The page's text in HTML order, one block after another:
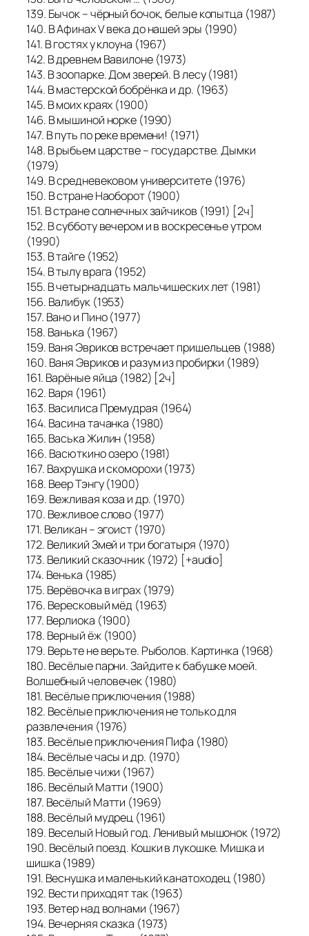
139. Бычок – чёрный бочок, белые копытца (1987)
140. В Афинах V века до нашей эры (1990)
141. В гостях у клоуна (1967)
142. В древнем Вавилоне (1973)
143. В зоопарке. Дом зверей. В лесу (1981)
144. В мастерской бобрёнка и др. (1963)
145. В моих краях (1900)
146. В мышиной норке (1990)
147. В путь по реке времени! (1971)
148. В рыбьем царстве – государстве. Дымки
(1979)
149. В средневековом университете (1976)
150. В стране Наоборот (1900)
151. В стране солнечных зайчиков (1991) [2ч]
152. В субботу вечером и в воскресенье утром
(1990)
153. В тайге (1952)
154. В тылу врага (1952)
155. В четырнадцать мальчишеских лет (1981)
156. Валибук (1953)
157. Вано и Пино (1977)
158. Ванька (1967)
159. Ваня Эвриков встречает пришельцев (1988)
160. Ваня Эвриков и разум из пробирки (1989)
161. Варёные яйца (1982) [2ч]
162. Варя (1961)
163. Василиса Премудрая (1964)
164. Васина тачанка (1980)
165. Васька Жилин (1958)
166. Васюткино озеро (1981)
167. Вахрушка и скоморохи (1973)
168. Веер Тэнгу (1900)
169. Вежливая коза и др. (1970)
170. Вежливое слово (1977)
171. Великан – эгоист (1970)
172. Великий Змей и три богатыря (1970)
173. Великий сказочник (1972) [+audio]
174. Венька (1985)
175. Верёвочка в играх (1979)
176. Вересковый мёд (1963)
177. Верлиока (1900)
178. Верный ёж (1900)
179. Верьте не верьте. Рыболов. Картинка (1968)
180. Весёлые парни. Зайдите к бабушке моей.
Волшебный человечек (1980)
181. Весёлые приключения (1988)
182. Весёлые приключения не только для
развлечения (1976)
183. Весёлые приключения Пифа (1980)
184. Весёлые часы и др. (1970)
185. Весёлые чижи (1967)
186. Весёлый Матти (1900)
187. Весёлый Матти (1969)
188. Весёлый мудрец (1961)
189. Веселый Новый год. Ленивый мышонок (1972)
190. Весёлый поезд. Кошки в лукошке. Мишка и
шишка (1989)
191. Веснушка и маленький канатоходец (1980)
192. Вести приходят так (1963)
193. Ветер над волнами (1967)
194. Вечерняя сказка (1973)